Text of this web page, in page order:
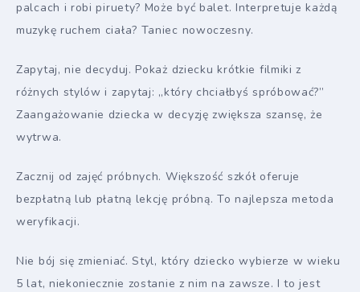
palcach i robi piruety? Może być balet. Interpretuje każdą
muzykę ruchem ciała? Taniec nowoczesny.
Zapytaj, nie decyduj. Pokaż dziecku krótkie filmiki z
różnych stylów i zapytaj: „który chciałbyś spróbować?”
Zaangażowanie dziecka w decyzję zwiększa szansę, że
wytrwa.
Zacznij od zajęć próbnych. Większość szkół oferuje
bezpłatną lub płatną lekcję próbną. To najlepsza metoda
weryfikacji.
Nie bój się zmieniać. Styl, który dziecko wybierze w wieku
5 lat, niekoniecznie zostanie z nim na zawsze. I to jest